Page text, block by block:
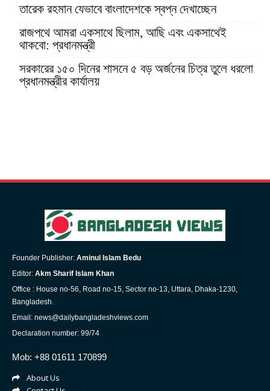
তারেক রহমান যেভাবে বাংলাদেশকে স্বপ্ন দেখাচ্ছেন
রাজপথে আমরা একসাথে ছিলাম, আছি এবং একসাথেই
থাকবো: প্রধানমন্ত্রী
সরকারের ১৫০ দিনের শাসনে ৫ বড় অর্জনের চিত্র তুলে ধরলো
প্রধানমন্ত্রীর কার্যালয়
Founder Publisher: Aminul Islam Bedu
Editor: Akm Sharif Islam Khan
Office : House no-56, Road no-15, Sector no-13, Uttara, Dhaka-1230,
Bangladesh.
Email: news@dailybangladeshviews.com
Declaration number: 99/74
Mob: +88 01611 170899
About Us